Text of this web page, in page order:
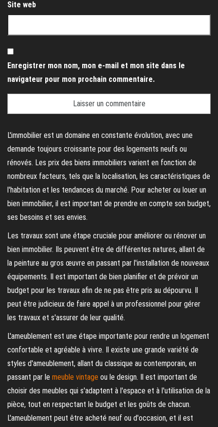
Site web
Enregistrer mon nom, mon e-mail et mon site dans le
navigateur pour mon prochain commentaire.
L'immobilier est un domaine en constante évolution, avec une
demande toujours croissante pour des logements neufs ou
rénovés. Les prix des biens immobiliers varient en fonction de
nombreux facteurs, tels que la localisation, les caractéristiques de
l'habitation et les tendances du marché. Pour acheter ou louer un
bien immobilier, il est important de prendre en compte son budget,
ses besoins et ses envies.
Les travaux sont une étape cruciale pour améliorer ou rénover un
bien immobilier. Ils peuvent être de différentes natures, allant de
la peinture au gros œuvre en passant par l'installation de nouveaux
équipements. Il est important de bien planifier et de prévoir un
budget pour les travaux afin de ne pas être pris au dépourvu. Il
peut être judicieux de faire appel à un professionnel pour gérer
les travaux et s'assurer de leur qualité.
L'ameublement est une étape importante pour rendre un logement
confortable et agréable à vivre. Il existe une grande variété de
styles d'ameublement, allant du classique au contemporain, en
passant par le meuble vintage ou le design. Il est important de
choisir des meubles qui s'adaptent à l'espace et à l'utilisation de la
pièce, tout en respectant le budget et les goûts de chacun.
L'ameublement peut être acheté neuf ou d'occasion, et il est